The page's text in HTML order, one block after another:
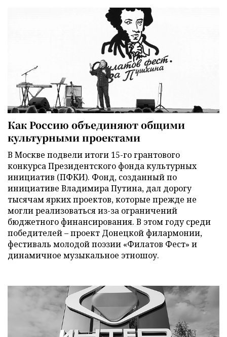
Как Россию объединяют общими
культурными проектами
В Москве подвели итоги 15-го грантового
конкурса Президентского фонда культурных
инициатив (ПФКИ). Фонд, созданный по
инициативе Владимира Путина, дал дорогу
тысячам ярких проектов, которые прежде не
могли реализоваться из-за ограничений
бюджетного финансирования. В этом году среди
победителей – проект Донецкой филармонии,
фестиваль молодой поэзии «Филатов Фест» и
динамичное музыкальное этношоу.